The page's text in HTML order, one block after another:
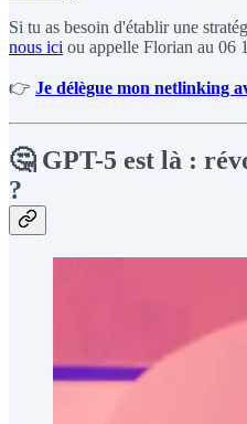
Si tu as besoin d'établir une
nous ici ou appelle Florian au 06
👉 Je délègue mon netlinking
🤔 GPT-5 est là :
?